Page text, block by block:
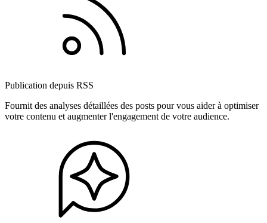
Publication depuis RSS
Fournit des analyses détaillées des posts pour vous aider à optimiser
votre contenu et augmenter l'engagement de votre audience.